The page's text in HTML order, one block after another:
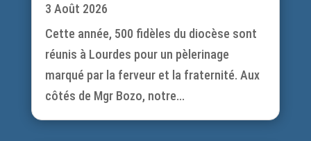
3 Août 2026
Cette année, 500 fidèles du diocèse sont
réunis à Lourdes pour un pèlerinage
marqué par la ferveur et la fraternité. Aux
côtés de Mgr Bozo, notre...